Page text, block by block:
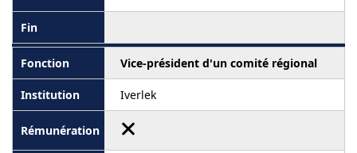
Vice-président d'un comité régional
Iverlek